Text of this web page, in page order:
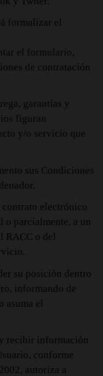
formalizar el
el formulario,
de contratación
garantías y
figuran
y/o servicio que
sus Condiciones
electrónico
o parcialmente, a un
o del
su posición dentro
informando de
asuma el
recibir información
conforme
autoriza a